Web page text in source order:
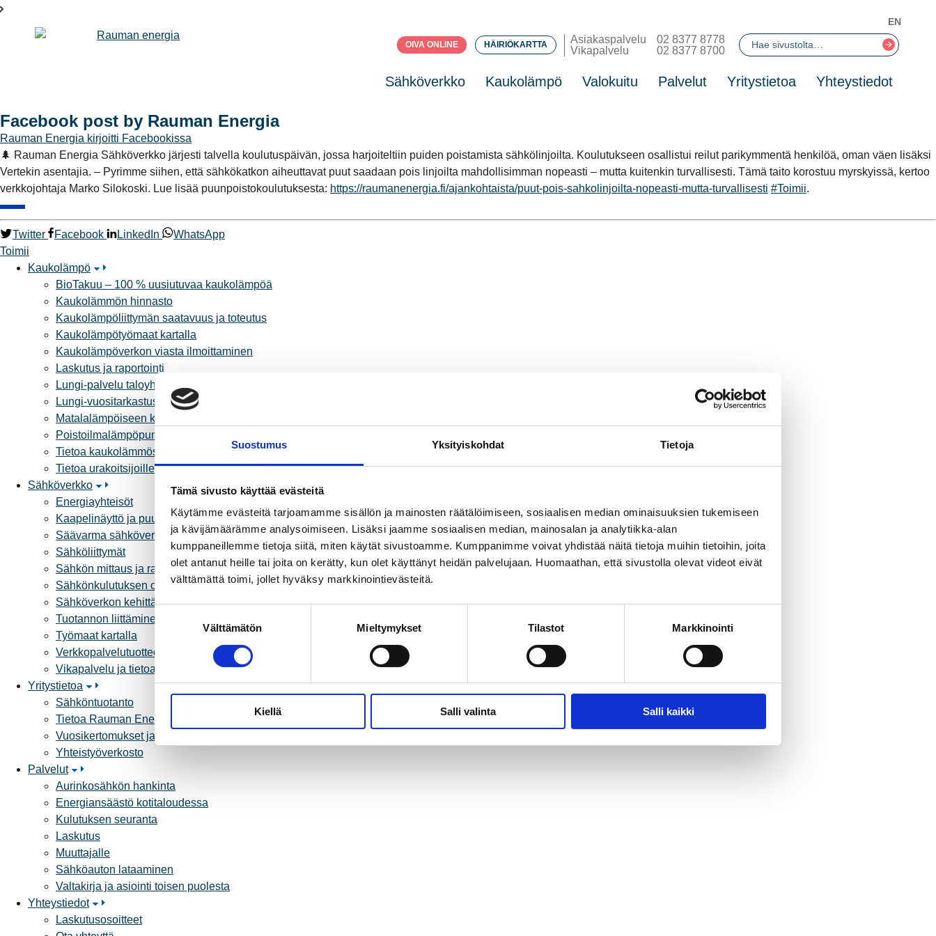
Suostumus Yksityiskohdat Tietoja
Tämä sivusto käyttää evästeitä
Käytämme evästeitä tarjoamamme sisällön ja mainosten räätälöimiseen, sosiaalisen median ominaisuuksien tukemiseen
ja kävijämäärämme analysoimiseen. Lisäksi jaamme sosiaalisen median, mainosalan ja analytiikka-alan
kumppaneillemme tietoja siitä, miten käytät sivustoamme. Kumppanimme voivat yhdistää näitä tietoja muihin tietoihin, joita
olet antanut heille tai joita on kerätty, kun olet käyttänyt heidän palvelujaan. Huomaathan, että sivustolla olevat videot eivät
välttämättä toimi, jollet hyväksy markkinointievästeitä.
k
e
Välttämätön Mieltymykset Tilastot Markkinointi
Kiellä Salli valinta Salli kaikki
OIVA ONLINE HÄIRIÖKARTTA Asiakaspalvelu
02 8377 8778
Vikapalvelu
02 8377 8700
Sähköverkko Kaukolämpö Valokuitu Palvelut Yritystietoa Yhteystiedot
EN
Facebook post by Rauman Energia
Rauman Energia kirjoitti Facebookissa
🌲 Rauman Energia Sähköverkko järjesti talvella koulutuspäivän, jossa harjoiteltiin puiden poistamista sähkölinjoilta. Koulutukseen osallistui reilut parikymmentä henkilöä, oman väen lisäksi
Vertekin asentajia. – Pyrimme siihen, että sähkökatkon aiheuttavat puut saadaan pois linjoilta mahdollisimman nopeasti – mutta kuitenkin turvallisesti. Tämä taito korostuu myrskyissä, kertoo
verkkojohtaja Marko Silokoski. Lue lisää puunpoistokoulutuksesta: https://raumanenergia.fi/ajankohtaista/puut-pois-sahkolinjoilta-nopeasti-mutta-turvallisesti #Toimii.
Twitter Facebook LinkedIn
WhatsApp
Toimii
Kaukolämpö
BioTakuu – 100 % uusiutuvaa kaukolämpöä
Kaukolämmön hinnasto
Kaukolämpöliittymän saatavuus ja toteutus
Kaukolämpötyömaat kartalla
Kaukolämpöverkon viasta ilmoittaminen
Laskutus ja raportointi
Lungi-palvelu taloyhtiöille ja yrityksille
Lungi-vuositarkastus kuluttajille
Matalalämpöiseen kaukolämpöön siirtyminen
Poistoilmalämpöpumppu kaukolämpötaloon
Tietoa kaukolämmöstä
Tietoa urakoitsijoille
Sähköverkko
Energiayhteisöt
Kaapelinäyttö ja puunkaatoapu
Säävarma sähköverkko
Sähköliittymät
Sähkön mittaus ja raportointi
Sähkönkulutuksen ohjaus kiinteistössä
Sähköverkon kehittämissuunnitelma
Tuotannon liittäminen verkkoon
Työmaat kartalla
Verkkopalvelutuotteet ja hinnastot
Vikapalvelu ja tietoa jakeluhäiriöistä
Yritystietoa
Sähköntuotanto
Tietoa Rauman Energiasta
Vuosikertomukset ja asiakaslehti
Yhteistyöverkosto
Palvelut
Aurinkosähkön hankinta
Energiansäästö kotitaloudessa
Kulutuksen seuranta
Laskutus
Muuttajalle
Sähköauton lataaminen
Valtakirja ja asiointi toisen puolesta
Yhteystiedot
Laskutusosoitteet